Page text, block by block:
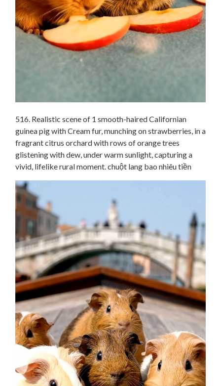
516. Realistic scene of 1 smooth-haired Californian
guinea pig with Cream fur, munching on strawberries, in a
fragrant citrus orchard with rows of orange trees
glistening with dew, under warm sunlight, capturing a
vivid, lifelike rural moment. chuột lang bao nhiêu tiền